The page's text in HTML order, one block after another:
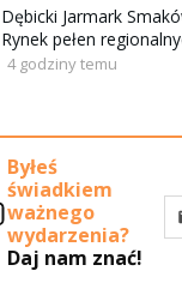
Dębicki Jarmark
Rynek pełen
4 godziny temu
Byłeś
świadkiem
ważnego
wydarzenia?
Daj nam znać!